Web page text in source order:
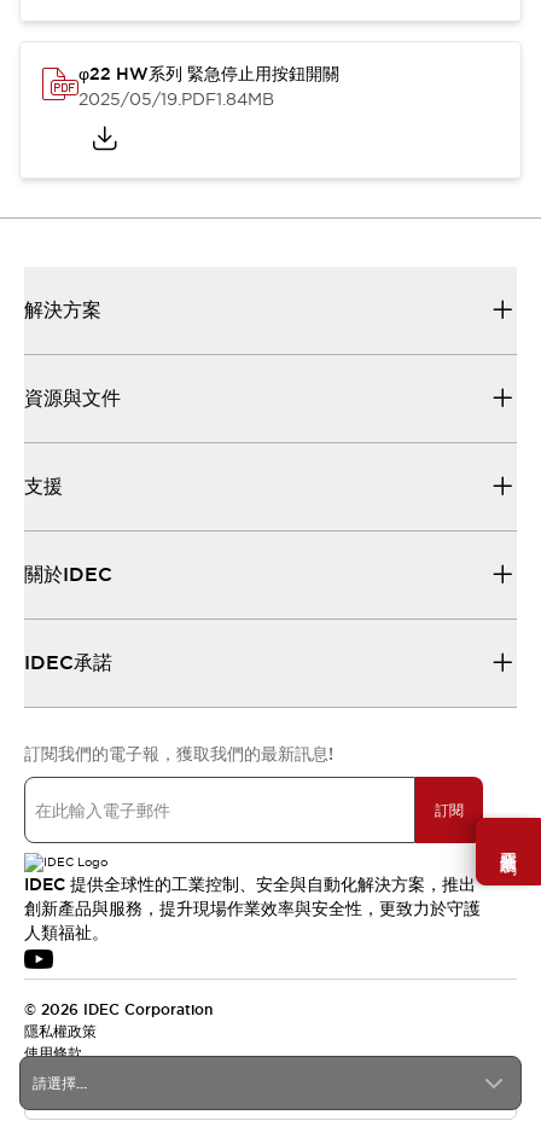
需要幫助嗎？
φ22 HW系列 緊急停止用按鈕開關
2025/05/19.PDF1.84MB
請選擇...
解決方案
資源與文件
支援
關於IDEC
IDEC承諾
訂閱我們的電子報，獲取我們的最新訊息!
訂閱
IDEC 提供全球性的工業控制、安全與自動化解決方案，推出
創新產品與服務，提升現場作業效率與安全性，更致力於守護
人類福祉。
© 2026 IDEC Corporation
隱私權政策
使用條款
台灣